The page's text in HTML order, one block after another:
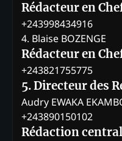
Rédacteur en
+243998434916
4. Blaise BOZENGE
Rédacteur en
+243821755775
5. Directeur des
Audry EWAKA
+243890150102
Rédaction